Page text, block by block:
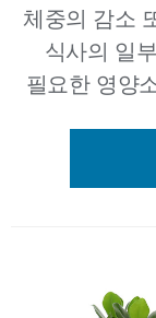
체중의 감소
식사의 일
필요한 영양